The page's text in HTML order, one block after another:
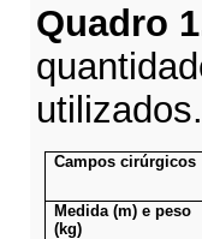
Quadro
utilizados.
Campos cirúrgicos
Medida (m) e peso
(kg)